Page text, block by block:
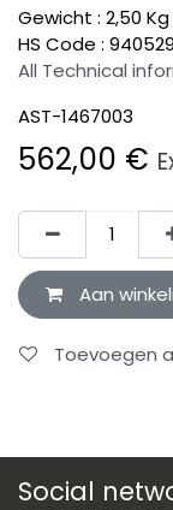
Gewicht : 2,50 Kg
HS Code :
All Technical
AST-1467003
562,00 €
Aan
Toevoegen
Social